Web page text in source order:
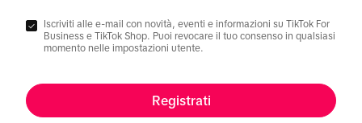
Iscriviti alle e-mail con novità, eventi e informazioni su TikTok For
Business e TikTok Shop. Puoi revocare il tuo consenso in qualsiasi
momento nelle impostazioni utente.
Registrati